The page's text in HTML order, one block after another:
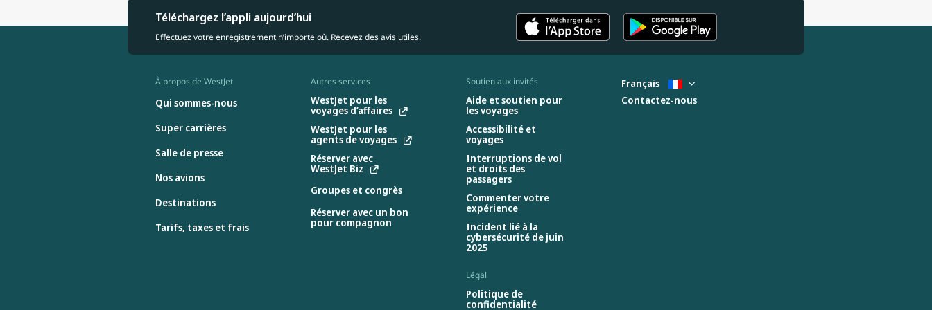
Téléchargez l’appli aujourd’hui
Effectuez votre enregistrement n’importe où. Recevez des avis utiles.
À propos de WestJet
Qui sommes-nous
Super carrières
Salle de presse
Nos avions
Destinations
Tarifs, taxes et frais
Autres services
WestJet pour les
voyages d’affaires
WestJet pour les
agents de voyages
Réserver avec
WestJet Biz
Groupes et congrès
Réserver avec un bon
pour compagnon
Soutien aux invités
Aide et soutien pour
les voyages
Accessibilité et
voyages
Interruptions de vol
et droits des
passagers
Commenter votre
expérience
Incident lié à la
cybersécurité de juin
2025
Légal
Politique de
confidentialité
Français
Contactez-nous